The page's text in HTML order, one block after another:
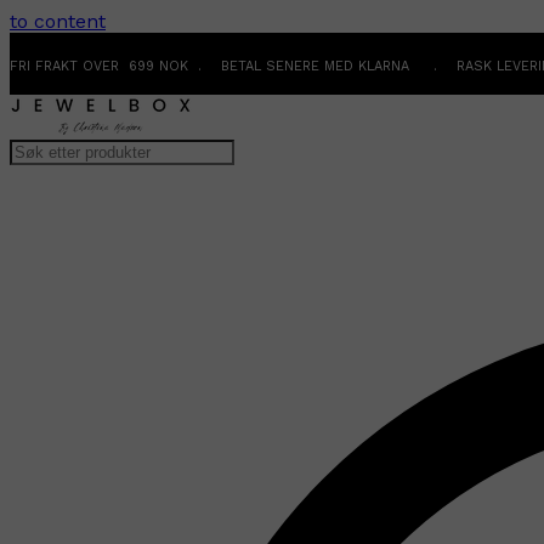
to content
FRI FRAKT OVER 699 NOK . BETAL SENERE MED KLARNA . RASK